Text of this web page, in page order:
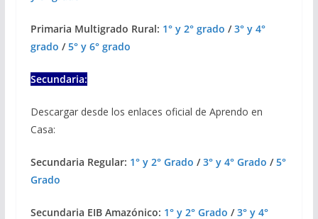
Primaria Multigrado Rural: 1° y 2° grado /3° y 4°
grado /5° y 6° grado
Secundaria:
Descargar desde los enlaces oficial de Aprendo en
Casa:
Secundaria Regular: 1° y 2° Grado /3° y 4° Grado /5°
Grado
Secundaria EIB Amazónico: 1° y 2° Grado /3° y 4°